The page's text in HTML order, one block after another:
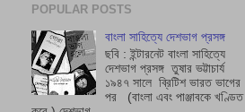
POPULAR POSTS
বাংলা সাহিত্যে দেশভাগ প্রসঙ্গ
ছবি : ইন্টারনেট বাংলা সাহিত্যে
দেশভাগ প্রসঙ্গ তুষার ভট্টাচাৰ্য
১৯৪৭ সালে ব্রিটিশ ভারত ভাগের
পর (বাংলা এবং পাঞ্জাবকে খণ্ডিত